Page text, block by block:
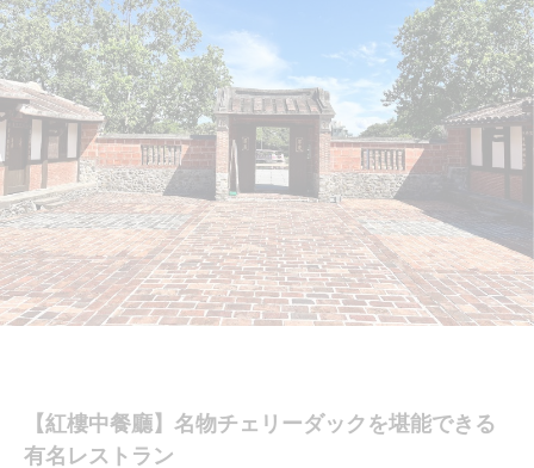
【紅樓中餐廳】名物チェリーダックを堪能できる
有名レストラン